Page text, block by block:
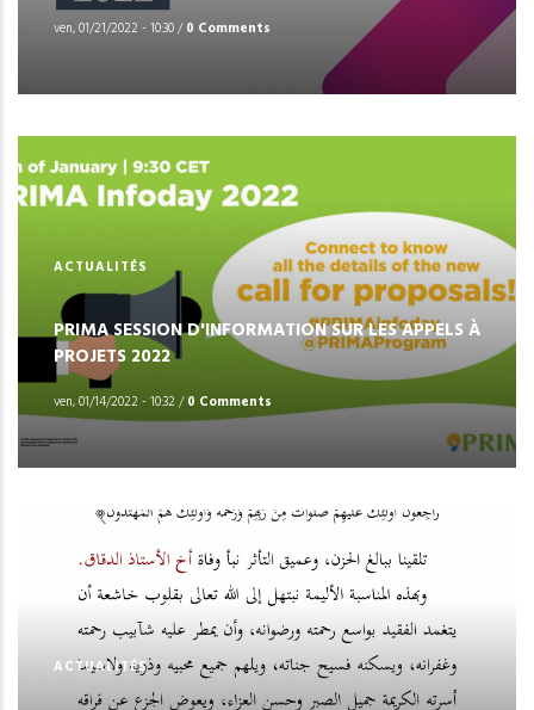
ven, 01/21/2022 - 10:30/0 Comments
ACTUALITÉS
PRIMA SESSION D'INFORMATION SUR LES APPELS À
PROJETS 2022
ven, 01/14/2022 - 10:32/0 Comments
ACTUALITÉS